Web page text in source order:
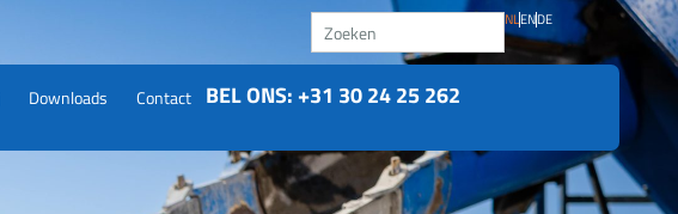
Zoeken NLENDE
Downloads Contact BEL ONS: +31 30 24 25 262